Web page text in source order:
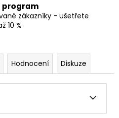
program
zákazníky - ušetřete
10 %
Hodnocení Diskuze